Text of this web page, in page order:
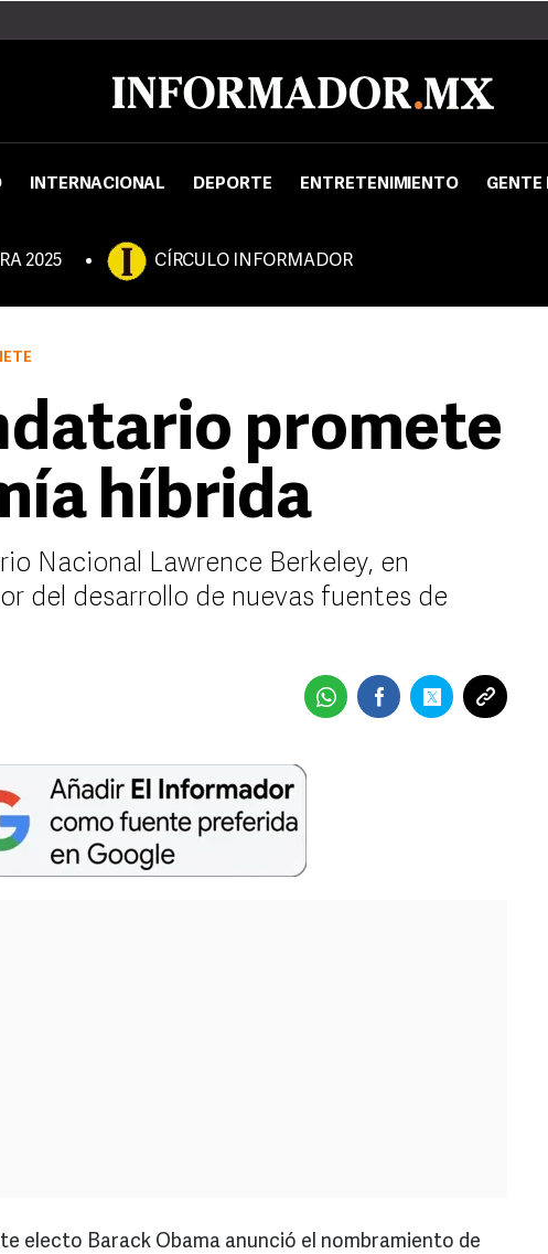
INTERNACIONAL DEPORTE ENTRETENIMIENTO GENTE
2025 CÍRCULO INFORMADOR
promete
híbrida
Nacional Lawrence Berkeley, en
del desarrollo de nuevas fuentes de
electo Barack Obama anunció el nombramiento de